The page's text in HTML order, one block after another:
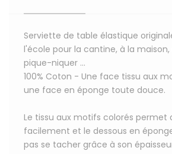
Serviette de table élastique
l'école pour la cantine, à la
pique-niquer ...
100% Coton - Une face tissu aux
une face en éponge toute douce.
Le tissu aux motifs colorés permet
facilement et le dessous en
pas se tacher grâce à son